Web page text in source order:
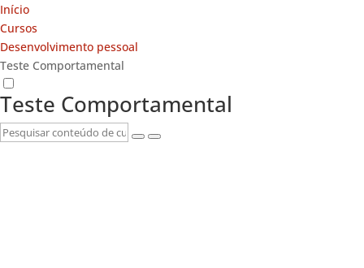
Início
Cursos
Desenvolvimento pessoal
Teste Comportamental
Teste Comportamental